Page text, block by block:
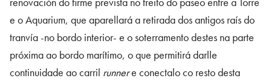
e o Aquarium, que aparellará a retirada dos antigos raís do
tranvía -no bordo interior- e o soterramento destes na parte
próxima ao bordo marítimo, o que permitirá darlle
continuidade ao carril runnere conectalo co resto desta